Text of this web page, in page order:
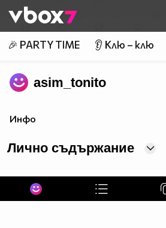
👾
🎉 PARTY TIME 👂 Клю – клю
asim_tonito
Инфо
Лично съдържание